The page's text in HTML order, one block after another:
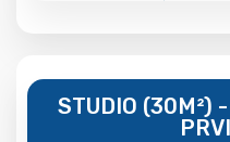
STUDIO (30M²)